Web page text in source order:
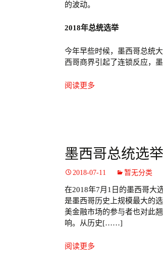
的波动。
2018年总统选举
今年早些时候，墨西哥总统
西哥商界引起了连锁反应，
阅读更多
墨西哥总统选
2018-07-11 暂无分类
在2018年7月1日的墨西哥大
是墨西哥历史上规模最大的
美金融市场的参与者也对此
响。从历史[……]
阅读更多